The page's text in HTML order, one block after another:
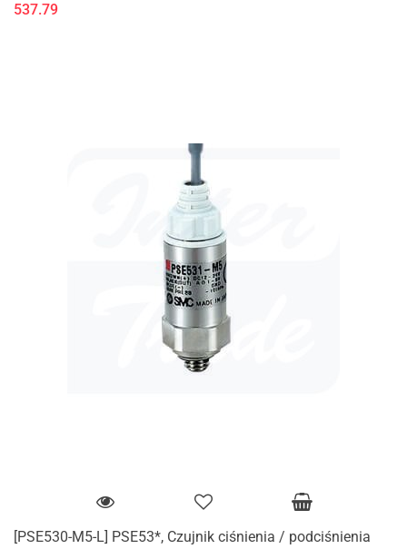
537.79
[PSE530-M5-L] PSE53*, Czujnik ciśnienia / podciśnienia